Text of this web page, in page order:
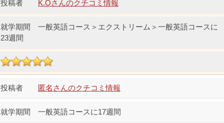
K.Oさんのクチコミ情報
一般英語コース＞エクストリーム＞一般英語コースに
23週間
匿名さんのクチコミ情報
一般英語コースに17週間